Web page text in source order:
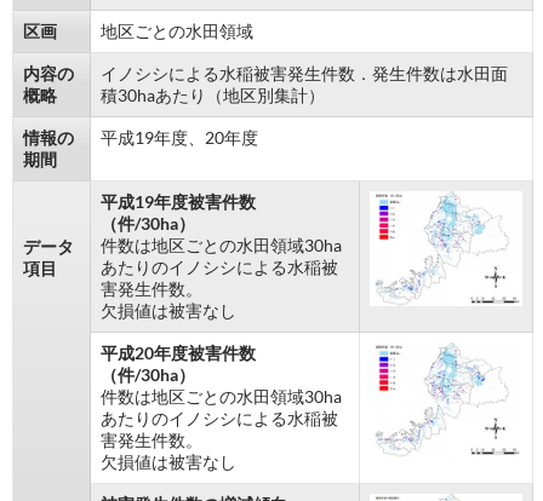
区画 地区ごとの水田領域
内容の
概略
イノシシによる水稲被害発生件数．発生件数は水田面
積30haあたり（地区別集計）
情報の
期間
平成19年度、20年度
データ
項目
平成19年度被害件数
（件/30ha）
件数は地区ごとの水田領域30ha
あたりのイノシシによる水稲被
害発生件数。
欠損値は被害なし
平成20年度被害件数
（件/30ha）
件数は地区ごとの水田領域30ha
あたりのイノシシによる水稲被
害発生件数。
欠損値は被害なし